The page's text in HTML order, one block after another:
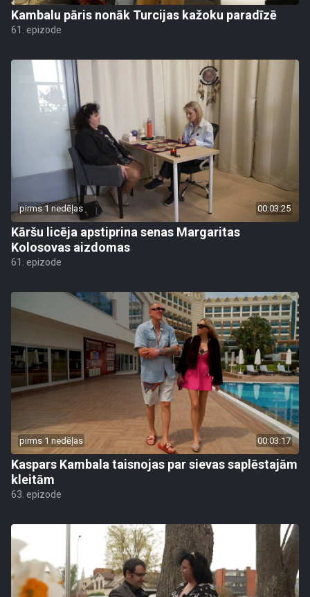
Kambalu pāris nonāk Turcijas kažoku paradīzē
61. epizode
pirms 1 nedēļas 00:03:25
Kāršu licēja apstiprina senas Margaritas
Kolosovas aizdomas
61. epizode
pirms 1 nedēļas 00:03:17
Kaspars Kambala taisnojas par sievas saplēstajām
kleitām
63. epizode